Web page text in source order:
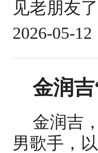
见老朋友
2026-05-12
金润
金润吉
男歌手，